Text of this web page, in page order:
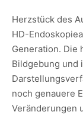
Herzstück des
HD-
Generation. Die
Bildgebung und
noch genauere
Veränderungen